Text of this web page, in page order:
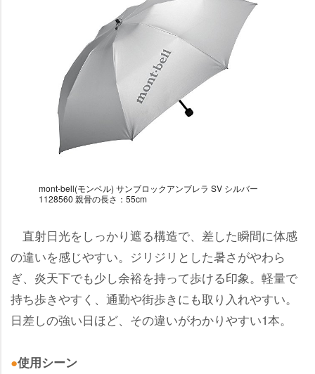
mont-bell(モンベル) サンブロックアンブレラ SV シルバー
1128560 親骨の長さ：55cm
直射日光をしっかり遮る構造で、差した瞬間に体感
の違いを感じやすい。ジリジリとした暑さがやわら
ぎ、炎天下でも少し余裕を持って歩ける印象。軽量で
持ち歩きやすく、通勤や街歩きにも取り入れやすい。
日差しの強い日ほど、その違いがわかりやすい1本。
●使用シーン